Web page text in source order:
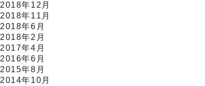
2018年12月
2018年11月
2018年6月
2018年2月
2017年4月
2016年6月
2015年8月
2014年10月